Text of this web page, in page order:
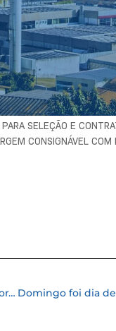
SELEÇÃO E
CONSIGNÁVEL
Prefeitura de Cotia abre consulta on-line para elaboração da LOA 2023